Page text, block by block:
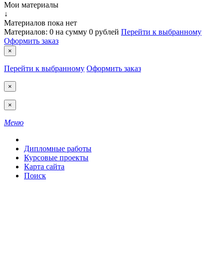
Мои материалы
↓
Материалов пока нет
Материалов: 0 на сумму 0 рублей Перейти к выбранному
Оформить заказ
×
Перейти к выбранному Оформить заказ
×
×
Меню
Дипломные работы
Курсовые проекты
Карта сайта
Поиск